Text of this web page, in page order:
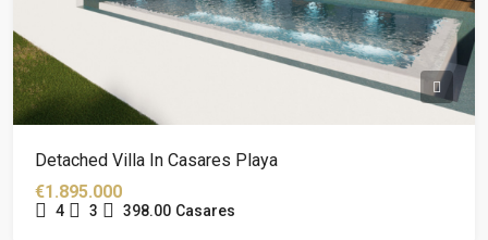
Detached Villa In Casares Playa
€1.895.000
4 3 398.00 Casares